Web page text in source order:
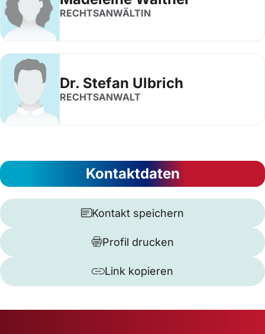
RECHTSANWÄLTIN
Dr. Stefan Ulbrich
RECHTSANWALT
Kontaktdaten
Kontakt speichern
Profil drucken
Link kopieren